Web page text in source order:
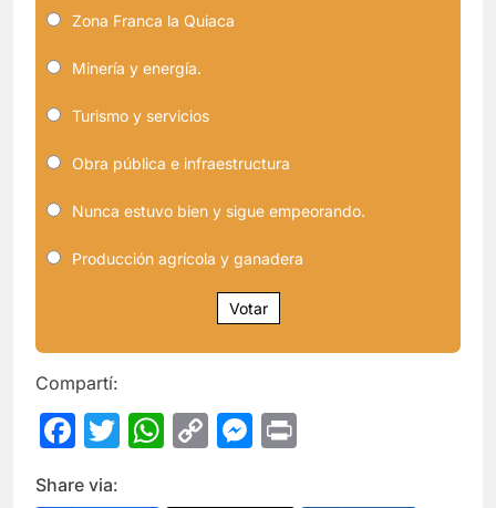
Zona Franca la Quiaca
Minería y energía.
Turismo y servicios
Obra pública e infraestructura
Nunca estuvo bien y sigue empeorando.
Producción agrícola y ganadera
Votar
Compartí:
Facebook
Twitter
WhatsApp
CopyMessenger
Share via: